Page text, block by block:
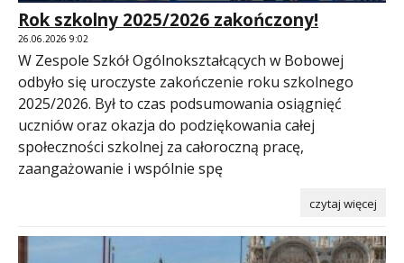
Rok szkolny 2025/2026 zakończony!
26.06.2026 9:02
W Zespole Szkół Ogólnokształcących w Bobowej
odbyło się uroczyste zakończenie roku szkolnego
2025/2026. Był to czas podsumowania osiągnięć
uczniów oraz okazja do podziękowania całej
społeczności szkolnej za całoroczną pracę,
zaangażowanie i wspólnie spę
czytaj więcej